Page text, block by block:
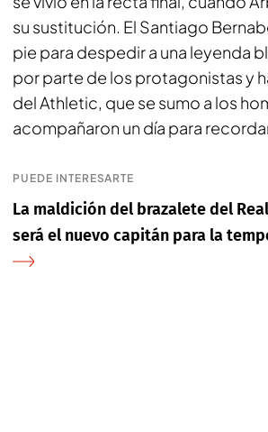
su sustitución. El Santiago
pie para despedir a una leyenda
por parte de los protagonistas y
del Athletic, que se sumo a los
acompañaron un día para
PUEDE INTERESARTE
La maldición del brazalete del
será el nuevo capitán para la